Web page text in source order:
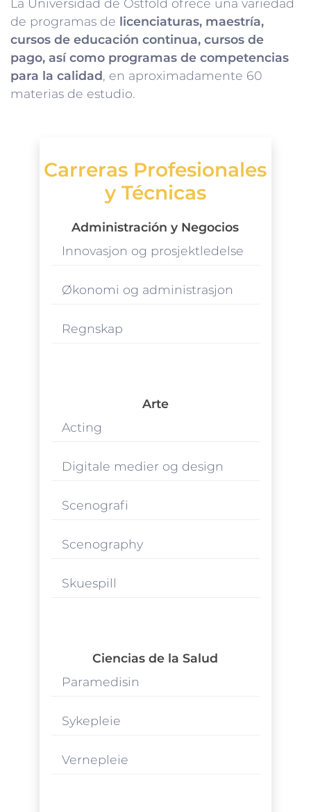
La Universidad de Ostfold ofrece una variedad
de programas de licenciaturas, maestría,
cursos de educación continua, cursos de
pago, así como programas de competencias
para la calidad, en aproximadamente 60
materias de estudio.
Carreras Profesionales
y Técnicas
Administración y Negocios
Innovasjon og prosjektledelse
Økonomi og administrasjon
Regnskap
Arte
Acting
Digitale medier og design
Scenografi
Scenography
Skuespill
Ciencias de la Salud
Paramedisin
Sykepleie
Vernepleie